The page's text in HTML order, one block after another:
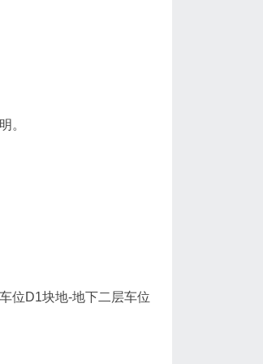
。
位D1块地-地下二层车位